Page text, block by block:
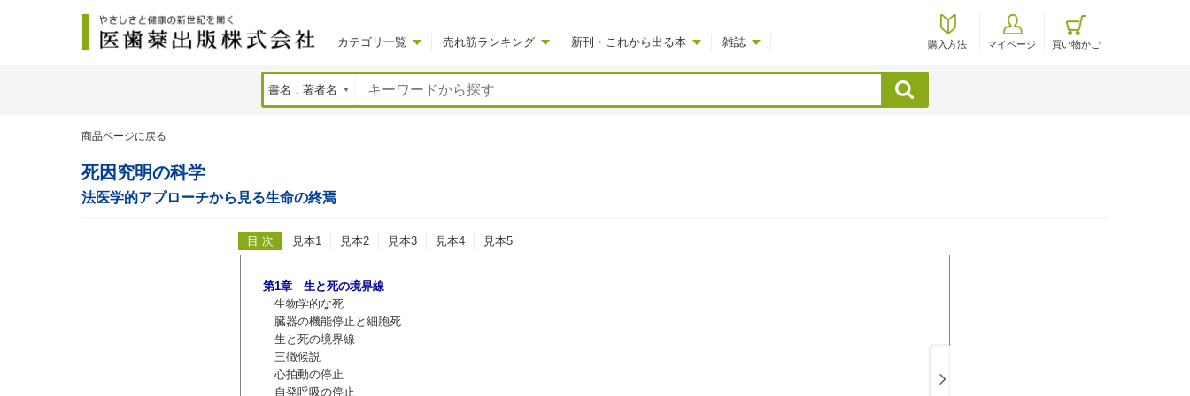
カテゴリ一覧 売れ筋ランキング 新刊・これから出る本 雑誌 購入方法 マイページ 買い物かご
検索
商品ページに戻る
死因究明の科学
法医学的アプローチから見る生命の終焉
目 次 見本1 見本2 見本3 見本4 見本5
第1章 生と死の境界線
生物学的な死
臓器の機能停止と細胞死
生と死の境界線
三徴候説
心拍動の停止
自発呼吸の停止